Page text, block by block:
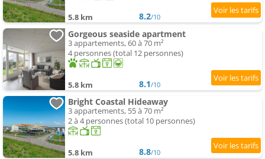
5.8 km 8.2/10
Gorgeous seaside apartment
3 appartements, 60 à 70 m²
4 personnes (total 12 personnes)
5.8 km 8.1/10
Bright Coastal Hideaway
3 appartements, 55 à 70 m²
2 à 4 personnes (total 10 personnes)
5.8 km 8.8/10